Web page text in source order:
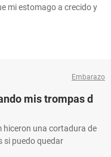
mi estomago a crecido y
Embarazo
mis trompas d
hiceron una cortadura de
si puedo quedar